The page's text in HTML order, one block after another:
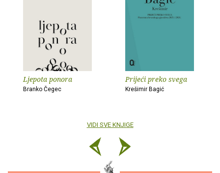
Ljepota ponora
Branko Čegec
Prijeći preko svega
Krešimir Bagić
VIDI SVE KNJIGE